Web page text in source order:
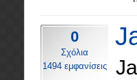
0
Σχόλια
1494 εμφανίσεις